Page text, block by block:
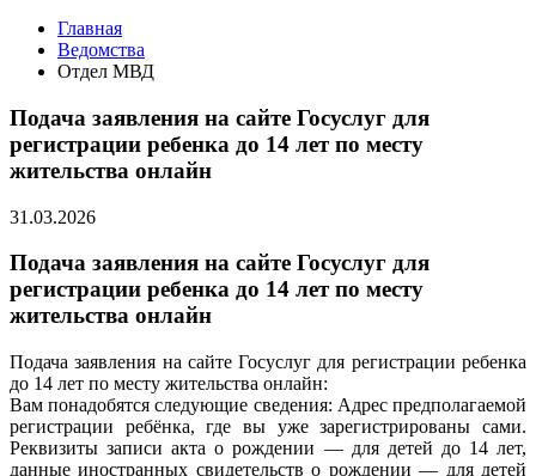
Главная
Ведомства
Отдел МВД
Подача заявления на сайте Госуслуг для
регистрации ребенка до 14 лет по месту
жительства онлайн
31.03.2026
Подача заявления на сайте Госуслуг для
регистрации ребенка до 14 лет по месту
жительства онлайн
Подача заявления на сайте Госуслуг для регистрации ребенка
до 14 лет по месту жительства онлайн:
Вам понадобятся следующие сведения: Адрес предполагаемой
регистрации ребёнка, где вы уже зарегистрированы сами.
Реквизиты записи акта о рождении — для детей до 14 лет,
данные иностранных свидетельств о рождении — для детей